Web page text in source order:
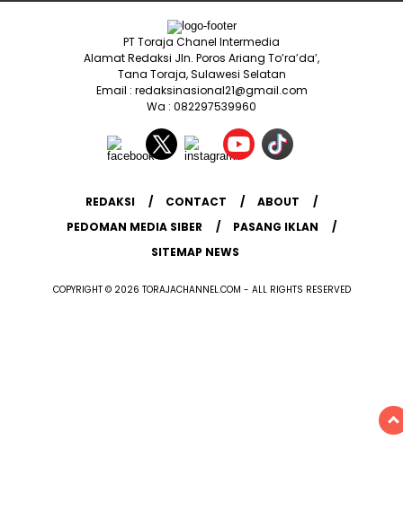
PT Toraja Chanel Intermedia
Alamat Redaksi Jln. Poros Ariang To’ra’da’,
Tana Toraja, Sulawesi Selatan
Email : redaksinasional21@gmail.com
Wa : 082297539960
REDAKSI CONTACT
ABOUT
PEDOMAN MEDIA SIBER
PASANG IKLAN
SITEMAP NEWS
COPYRIGHT © 2026 TORAJACHANNEL.COM - ALL RIGHTS RESERVED